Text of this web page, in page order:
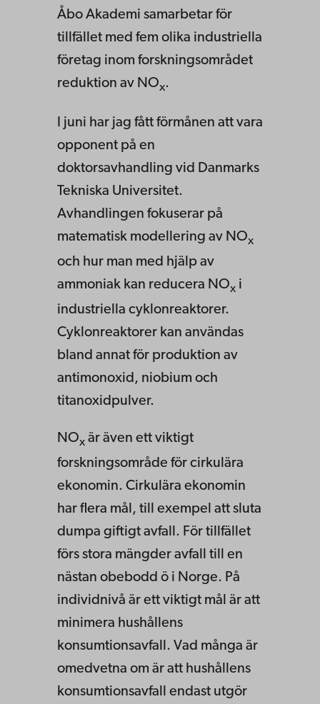
Åbo Akademi samarbetar för
tillfället med fem olika industriella
företag inom forskningsområdet
reduktion av NOx.
I juni har jag fått förmånen att vara
opponent på en
doktorsavhandling vid Danmarks
Tekniska Universitet.
Avhandlingen fokuserar på
matematisk modellering av NOx
och hur man med hjälp av
ammoniak kan reducera NOx i
industriella cyklonreaktorer.
Cyklonreaktorer kan användas
bland annat för produktion av
antimonoxid, niobium och
titanoxidpulver.
NOx är även ett viktigt
forskningsområde för cirkulära
ekonomin. Cirkulära ekonomin
har flera mål, till exempel att sluta
dumpa giftigt avfall. För tillfället
förs stora mängder avfall till en
nästan obebodd ö i Norge. På
individnivå är ett viktigt mål är att
minimera hushållens
konsumtionsavfall. Vad många är
omedvetna om är att hushållens
konsumtionsavfall endast utgör